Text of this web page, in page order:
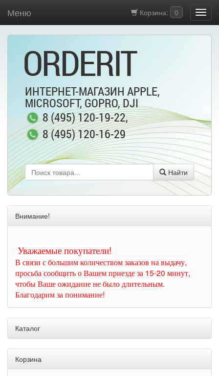
Корзина: 0
Меню
ORDERIT
ИНТЕРНЕТ-МАГАЗИН APPLE,
MICROSOFT, GOPRO, DJI
8 (495) 120-19-22,
8 (495) 120-16-29
Найти
Внимание!
Уважаемые покупатели!
В связи с большим количеством заказов на выдачу,
просьба сообщить о Вашем приезде за 15-20 минут,
чтобы Ваше ожидание не было длительным.
Благодарим за понимание!
Каталог
Корзина